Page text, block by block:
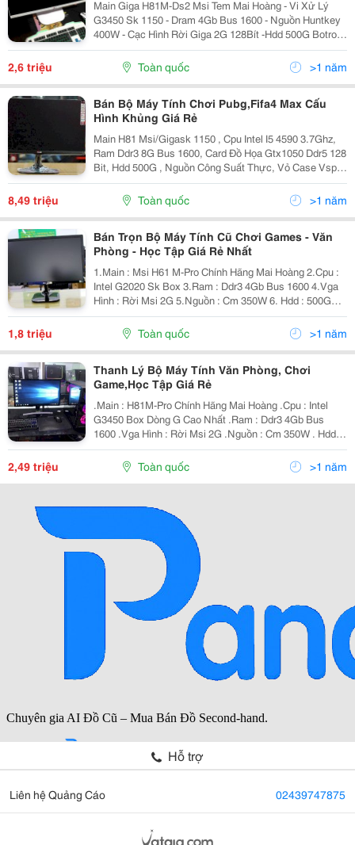
Main Giga H81M-Ds2 Msi Tem Mai Hoàng - Vi Xử Lý
G3450 Sk 1150 - Dram 4Gb Bus 1600 - Nguồn Huntkey
400W - Cạc Hình Rời Giga 2G 128Bít -Hdd 500G Botrom
Sever Game Gia : 2.690.000 Vnd - Màn Hinh : 20In , 22In
,24In, 27In Lg Samsung, Aoc Hd, Ful
2,6 triệu Toàn quốc >1 năm
Bán Bộ Máy Tính Chơi Pubg,Fifa4 Max Cấu
Hình Khủng Giá Rẻ
Main H81 Msi/Gigask 1150 , Cpu Intel I5 4590 3.7Ghz,
Ram Ddr3 8G Bus 1600, Card Đồ Họa Gtx1050 Ddr5 128
Bit, Hdd 500G , Nguồn Công Suất Thực, Vỏ Case Vsp
Led , Màn Hình Samsung / Lg/ Hp 24 Inh Full Hd&Quot;
Giá Khoảng 8.49Tr Là Ok Pubg, Fifa4 Max Setting
8,49 triệu Toàn quốc >1 năm
Bán Trọn Bộ Máy Tính Cũ Chơi Games - Văn
Phòng - Học Tập Giá Rẻ Nhất
1.Main : Msi H61 M-Pro Chính Hãng Mai Hoàng 2.Cpu :
Intel G2020 Sk Box 3.Ram : Ddr3 4Gb Bus 1600 4.Vga
Hình : Rời Msi 2G 5.Nguồn : Cm 350W 6. Hdd : 500G
Samsung 7.Màn Hình : Led 22&Rdquo; Led Full Hd Đẹp
Như Ko Tì Vết *Tất Cả Hàn
1,8 triệu Toàn quốc >1 năm
Thanh Lý Bộ Máy Tính Văn Phòng, Chơi
Game,Học Tập Giá Rẻ
.Main : H81M-Pro Chính Hãng Mai Hoàng .Cpu : Intel
G3450 Box Dòng G Cao Nhất .Ram : Ddr3 4Gb Bus
1600 .Vga Hình : Rời Msi 2G .Nguồn : Cm 350W . Hdd :
500G Samsung .Màn Hình : Led
20&Quot;22&Rdquo;24&Quot; Led Full Hd Đẹp Như Ko
Tì Vết, Khách
2,49 triệu Toàn quốc >1 năm
Hỗ trợ
Liên hệ Quảng Cáo 02439747875